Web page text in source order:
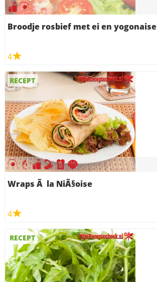
Broodje rosbief met ei en yogonaise
4
RECEPT
Wraps Ã la NiÃ§oise
4
RECEPT